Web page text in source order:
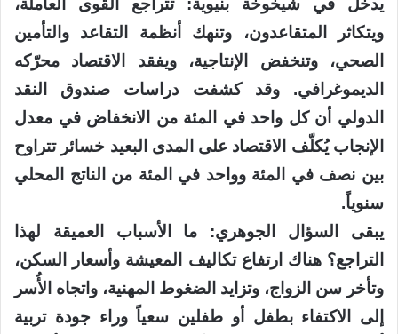
يدخل في شيخوخة بنيوية: تتراجع القوى العاملة،
ويتكاثر المتقاعدون، وتنهك أنظمة التقاعد والتأمين
الصحي، وتنخفض الإنتاجية، ويفقد الاقتصاد محرّكه
الديموغرافي. وقد كشفت دراسات صندوق النقد
الدولي أن كل واحد في المئة من الانخفاض في معدل
الإنجاب يُكلّف الاقتصاد على المدى البعيد خسائر تتراوح
بين نصف في المئة وواحد في المئة من الناتج المحلي
سنوياً.
يبقى السؤال الجوهري: ما الأسباب العميقة لهذا
التراجع؟ هناك ارتفاع تكاليف المعيشة وأسعار السكن،
وتأخر سن الزواج، وتزايد الضغوط المهنية، واتجاه الأُسر
إلى الاكتفاء بطفل أو طفلين سعياً وراء جودة تربية